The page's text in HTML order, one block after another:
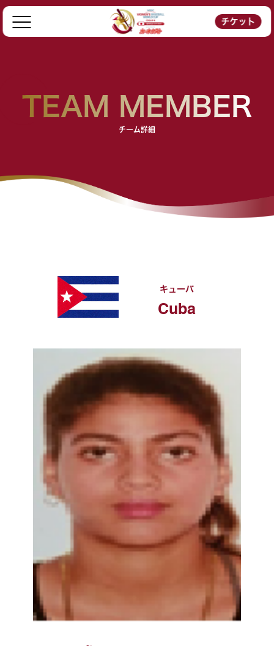
チケット
TEAM MEMBER
チーム詳細
キューバ
Cuba